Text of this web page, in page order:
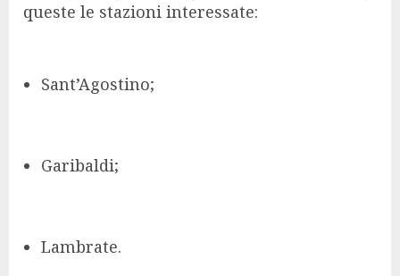
queste le stazioni interessate:
Sant’Agostino;
Garibaldi;
Lambrate.